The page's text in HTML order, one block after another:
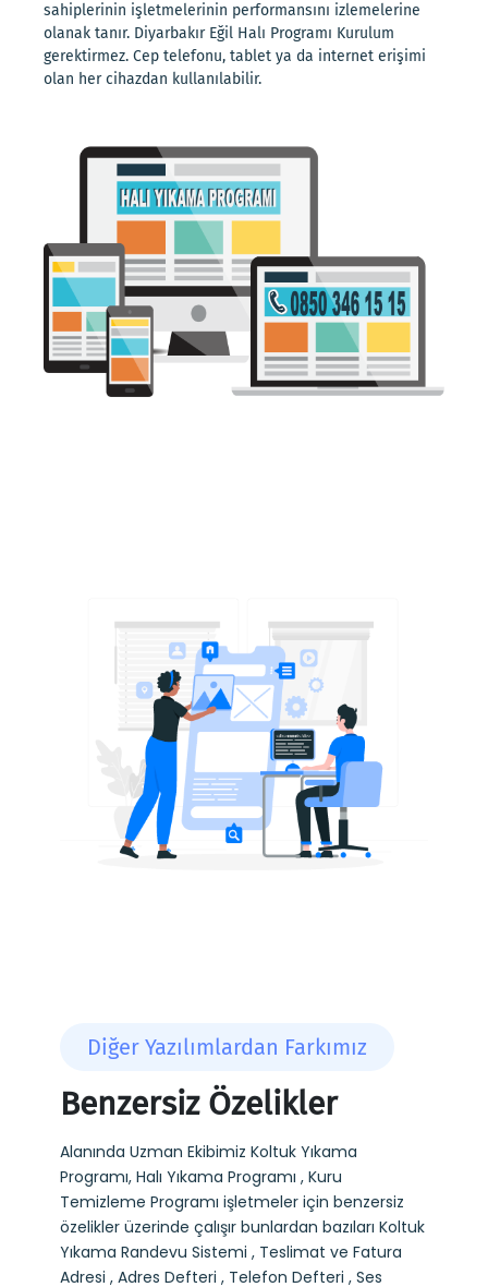
sahiplerinin işletmelerinin performansını izlemelerine
olanak tanır. Diyarbakır Eğil Halı Programı Kurulum
gerektirmez. Cep telefonu, tablet ya da internet erişimi
olan her cihazdan kullanılabilir.
Diğer Yazılımlardan Farkımız
Benzersiz Özelikler
Alanında Uzman Ekibimiz Koltuk Yıkama
Programı, Halı Yıkama Programı , Kuru
Temizleme Programı işletmeler için benzersiz
özelikler üzerinde çalışır bunlardan bazıları Koltuk
Yıkama Randevu Sistemi , Teslimat ve Fatura
Adresi , Adres Defteri , Telefon Defteri , Ses